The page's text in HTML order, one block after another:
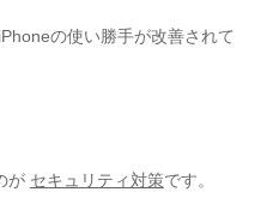
の使い勝手が改善されて
が セキュリティ対策です。